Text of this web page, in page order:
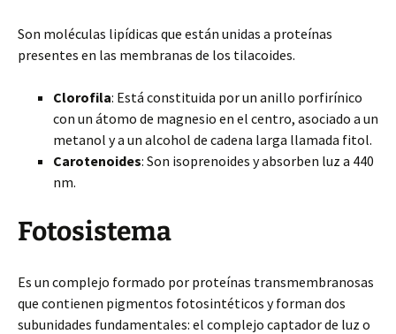
Son moléculas lipídicas que están unidas a proteínas
presentes en las membranas de los tilacoides.
Clorofila: Está constituida por un anillo porfirínico
con un átomo de magnesio en el centro, asociado a un
metanol y a un alcohol de cadena larga llamada fitol.
Carotenoides: Son isoprenoides y absorben luz a 440
nm.
Fotosistema
Es un complejo formado por proteínas transmembranosas
que contienen pigmentos fotosintéticos y forman dos
subunidades fundamentales: el complejo captador de luz o